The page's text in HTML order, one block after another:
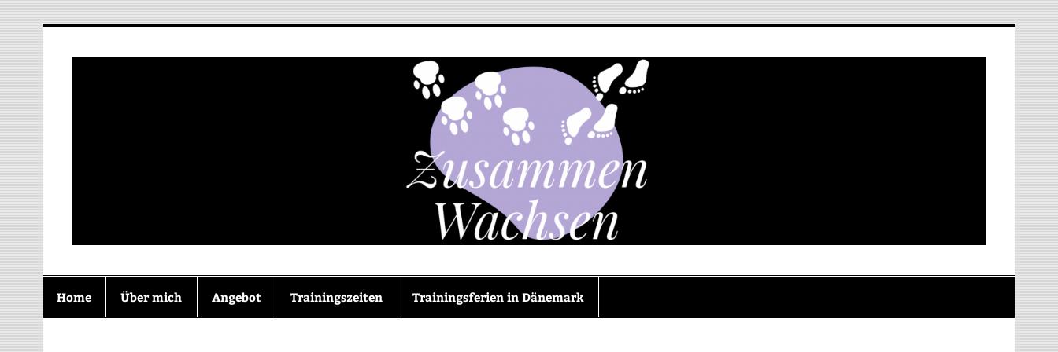
Home Über mich Angebot Trainingszeiten Trainingsferien in Dänemark